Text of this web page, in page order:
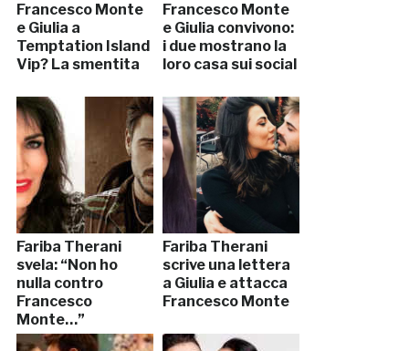
Francesco Monte
e Giulia a
Temptation Island
Vip? La smentita
Francesco Monte
e Giulia convivono:
i due mostrano la
loro casa sui social
Fariba Therani
svela: “Non ho
nulla contro
Francesco
Monte…”
Fariba Therani
scrive una lettera
a Giulia e attacca
Francesco Monte